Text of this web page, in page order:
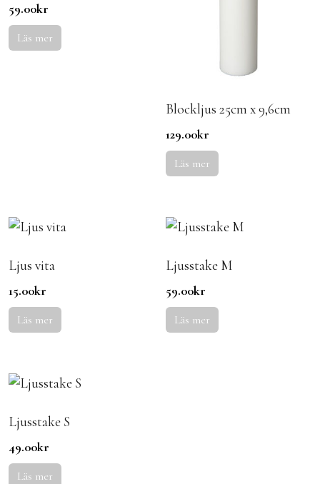
59.00kr
Läs mer
Blockljus 25cm x 9,6cm
129.00kr
Läs mer
Ljus vita
15.00kr
Läs mer
Ljusstake M
59.00kr
Läs mer
Ljusstake S
49.00kr
Läs mer